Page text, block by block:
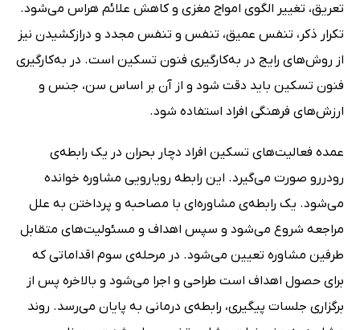
تعریق، تغییر الگوی امواج مغزی و کاهش علائم هراس می‌شود.
تکرار ذکر، تنفس عمیق، تنفس و تنفس مجدد و درازکشیدن نیز
از روش‌های رایج در به‌کارگیری فنون تسکین است. در به‌کارگیری
فنون تسکین باید دقت شود و از آن بر اساس سن، جنس و
ارزش‌های فرهنگی افراد استفاده شود.
عمده فعالیت‌های تسکین افراد دچار بحران در یک رابطه‌ی
رودررو صورت می‌گیرد. این رابطه رویارویی مشاوره خوانده
می‌شود. یک رابطه‌ی مشاوره‌ای با مصاحبه و پرداختن به علل
مراجعه شروع می‌شود و سپس اهداف و مسئولیت‌های متقابل
طرفین مشاوره تعیین می‌شود. در مرحله‌ی سوم اقداماتی که
برای حصول اهداف است طراحی و اجرا می‌شود و بالاخره پس از
برگزاری جلسات پیگیری، رابطه‌ی درمانی به پایان می‌رسد. روند